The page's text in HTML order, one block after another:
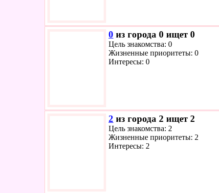
0 из города 0 ищет 0
Цель знакомства: 0
Жизненные приоритеты: 0
Интересы: 0
2 из города 2 ищет 2
Цель знакомства: 2
Жизненные приоритеты: 2
Интересы: 2